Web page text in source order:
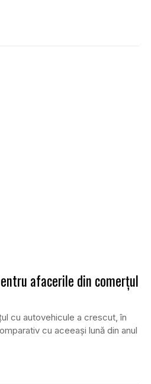
afacerile din comerţul
cu autovehicule a crescut, în
cu aceeaşi lună din anul